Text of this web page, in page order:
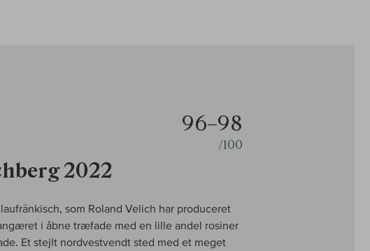
2022
96–98
/100
som Roland Velich har produceret
i åbne træfade med en lille andel rosiner
Et stejlt nordvestvendt sted med et meget